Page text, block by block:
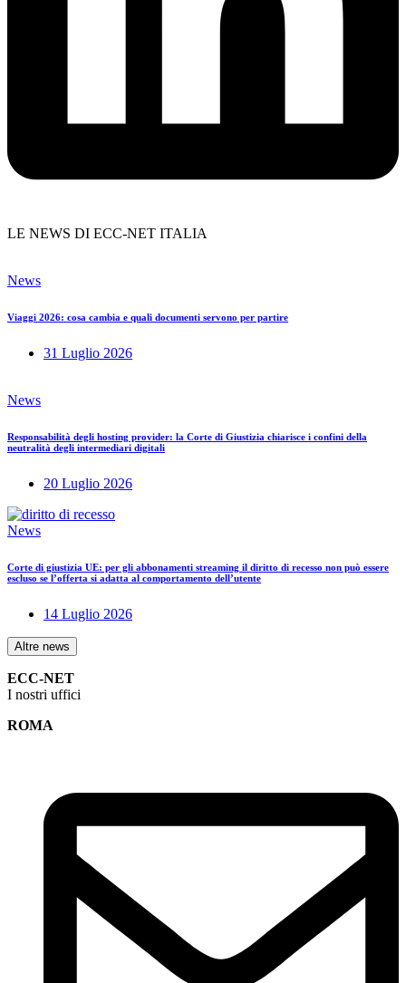
LE NEWS DI ECC-NET ITALIA
News
Viaggi 2026: cosa cambia e quali documenti servono per partire
31 Luglio 2026
News
Responsabilità degli hosting provider: la Corte di Giustizia chiarisce i confini della
neutralità degli intermediari digitali
20 Luglio 2026
News
Corte di giustizia UE: per gli abbonamenti streaming il diritto di recesso non può essere
escluso se l’offerta si adatta al comportamento dell’utente
14 Luglio 2026
Altre news
ECC-NET
I nostri uffici
ROMA